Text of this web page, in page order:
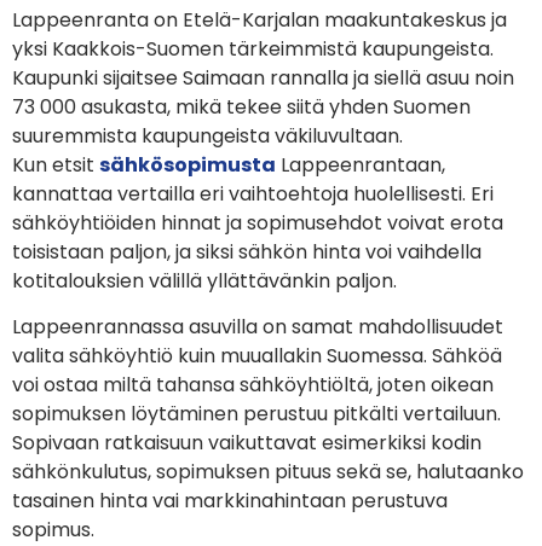
Lappeenranta on Etelä-Karjalan maakuntakeskus ja
yksi Kaakkois-Suomen tärkeimmistä kaupungeista.
Kaupunki sijaitsee Saimaan rannalla ja siellä asuu noin
73 000 asukasta, mikä tekee siitä yhden Suomen
suuremmista kaupungeista väkiluvultaan.
Kun etsit sähkösopimusta Lappeenrantaan,
kannattaa vertailla eri vaihtoehtoja huolellisesti. Eri
sähköyhtiöiden hinnat ja sopimusehdot voivat erota
toisistaan paljon, ja siksi sähkön hinta voi vaihdella
kotitalouksien välillä yllättävänkin paljon.
Lappeenrannassa asuvilla on samat mahdollisuudet
valita sähköyhtiö kuin muuallakin Suomessa. Sähköä
voi ostaa miltä tahansa sähköyhtiöltä, joten oikean
sopimuksen löytäminen perustuu pitkälti vertailuun.
Sopivaan ratkaisuun vaikuttavat esimerkiksi kodin
sähkönkulutus, sopimuksen pituus sekä se, halutaanko
tasainen hinta vai markkinahintaan perustuva
sopimus.